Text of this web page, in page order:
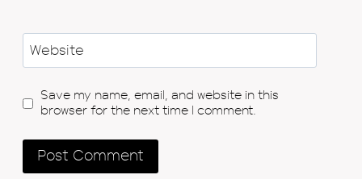
Website
Save my name, email, and website in this
browser for the next time I comment.